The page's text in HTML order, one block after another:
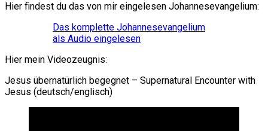
Hier findest du das von mir eingelesen Johannesevangelium:
Das komplette Johannesevangelium
als Audio eingelesen
Hier mein Videozeugnis:
Jesus übernatürlich begegnet – Supernatural Encounter with
Jesus (deutsch/englisch)